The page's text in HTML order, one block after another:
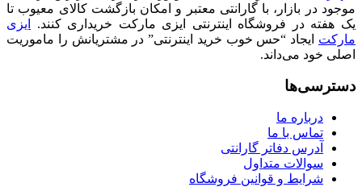
موجود در بازار، با گارانتی معتبر و امکان بازگشت کالای معیوب تا
یک هفته در فروشگاه اینترنتی ایزی مارکت خریداری کنند.
ایزی
مارکت ایجاد “حس خوب خرید اینترنتی” در مشتریانش را ماموریت
اصلی خود می‌داند.
دسترسی‌ها
درباره ما
تماس با ما
آدرس دفاتر گارانتی
سوالات متداول
شرایط و قوانین فروشگاه